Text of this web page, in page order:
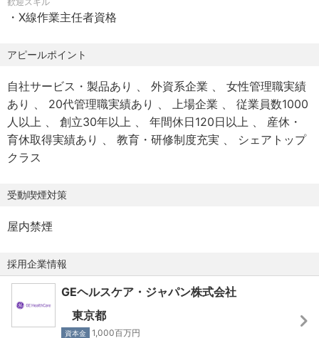
勤務地の希望がございましたら面談時にご相談ください！
・X線作業主任者資格
アピールポイント
自社サービス・製品あり 外資系企業
女性管理職実績
あり
20代管理職実績あり 上場企業
従業員数1000
人以上
創立30年以上 年間休日120日以上
産休・
育休取得実績あり
教育・研修制度充実
シェアトップ
クラス
受動喫煙対策
屋内禁煙
採用企業情報
GEヘルスケア・ジャパン株式会社
東京都
資本金 1,000百万円